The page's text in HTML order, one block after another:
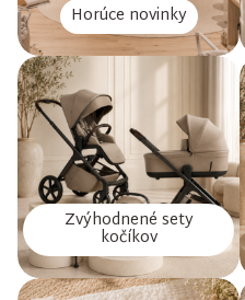
Horúce novinky
Zvýhodnené sety
kočíkov